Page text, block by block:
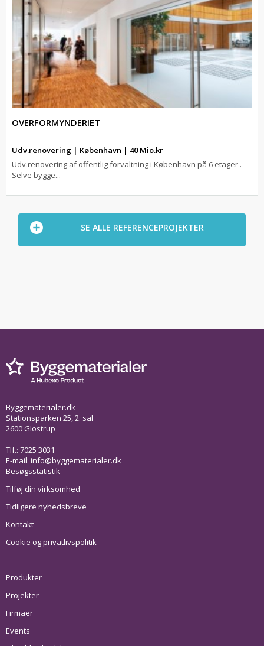
OVERFORMYNDERIET
Udv.renovering | København | 40 Mio.kr
Udv.renovering af offentlig forvaltning i København på 6 etager .
Selve bygge...
SE ALLE REFERENCEPROJEKTER
Byggematerialer.dk
Stationsparken 25, 2. sal
2600 Glostrup
Tlf.: 7025 3031
E-mail: info@byggematerialer.dk
Besøgsstatistik
Tilføj din virksomhed
Tidligere nyhedsbreve
Kontakt
Cookie og privatlivspolitik
Produkter
Projekter
Firmaer
Events